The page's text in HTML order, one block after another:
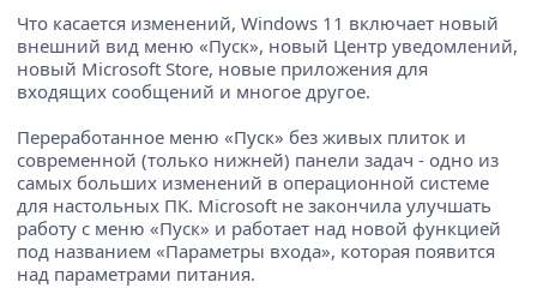
Что касается изменений, Windows 11 включает новый
внешний вид меню «Пуск», новый Центр уведомлений,
новый Microsoft Store, новые приложения для
входящих сообщений и многое другое.
Переработанное меню «Пуск» без живых плиток и
современной (только нижней) панели задач - одно из
самых больших изменений в операционной системе
для настольных ПК. Microsoft не закончила улучшать
работу с меню «Пуск» и работает над новой функцией
под названием «Параметры входа», которая появится
над параметрами питания.